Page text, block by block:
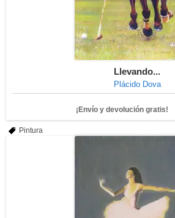
Llevando...
Plácido Dova
¡Envío y devolución gratis!
Pintura